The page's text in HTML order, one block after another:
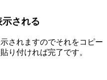
される
されますのでそれをコピー
り付ければ完了です。